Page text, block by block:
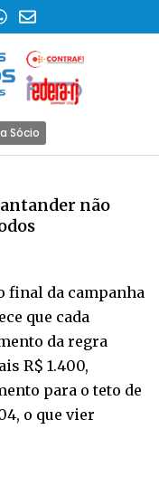
Sócio
não
final da campanha
que cada
da regra
R$ 1.400,
para o teto de
o que vier